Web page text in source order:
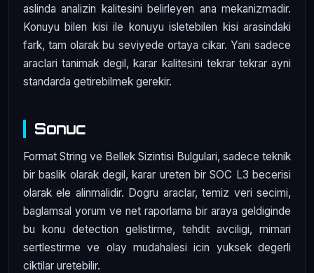
aslinda analizin kalitesini belirleyen ana mekanizmadir.
Konuyu bilen kisi ile konuyu isletebilen kisi arasindaki
fark, tam olarak bu seviyede ortaya cikar. Yani sadece
araclari tanimak degil, karar kalitesini tekrar tekrar ayni
standarda getirebilmek gerekir.
Sonuc
Format String ve Bellek Sizintisi Bulgulari, sadece teknik
bir baslik olarak degil, karar ureten bir SOC L3 becerisi
olarak ele alinmalidir. Dogru araclar, temiz veri secimi,
baglamsal yorum ve net raporlama bir araya geldiginde
bu konu detection gelistirme, tehdit avciligi, mimari
sertlestirme ve olay mudahalesi icin yuksek degerli
ciktilar uretebilir.